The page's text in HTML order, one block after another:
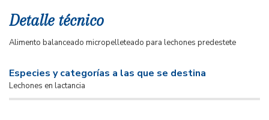
Detalle técnico
Alimento balanceado micropelleteado para lechones predestete
Especies y categorías a las que se destina
Lechones en lactancia